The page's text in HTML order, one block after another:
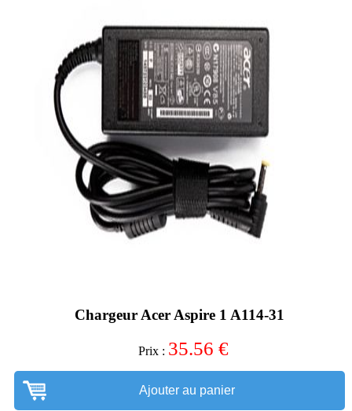
Chargeur Acer Aspire 1 A114-31
Prix : 35.56 €
Ajouter au panier